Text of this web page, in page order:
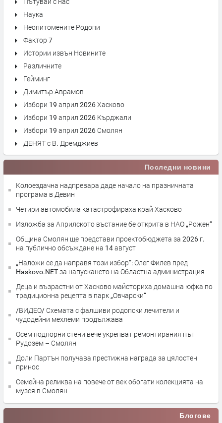
Наука
Неопитомените Родопи
Фактор 7
Истории извън Новините
Различните
Гейминг
Димитър Аврамов
Избори 19 април 2026 Хасково
Избори 19 април 2026 Кърджали
Избори 19 април 2026 Смолян
ДЕНЯТ с В. Дремджиев
Последни новини
Колоездачна надпревара даде начало на празничната
програма в Девин
Четири автомобила катастрофираха край Хасково
Изложба за Априлското въстание бе открита в НАО „Рожен“
Община Смолян ще представи проектобюджета за 2026 г.
на публично обсъждане на 14 август
„Наложи се да направя този избор“: Олег Филев пред
Haskovo.NET за напускането на Областна администрация
Деца и възрастни от Хасково майсториха домашна юфка по
традиционна рецепта в парк „Овчарски“
/ВИДЕО/ Схемата с фалшиви родопски лечители и
чудодейни мехлеми продължава
Осем подпорни стени вече укрепват ремонтирания път
Рудозем – Смолян
Доли Партън получава престижна награда за цялостен
принос
Семейна реликва на повече от век обогати колекцията на
музея в Смолян
Блогове